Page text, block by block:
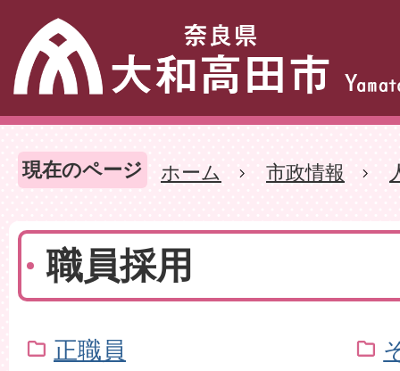
現在のページ ホーム 市政情報
職員採用
正職員